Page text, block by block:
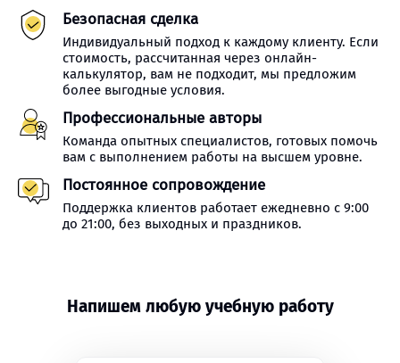
Безопасная сделка
Индивидуальный подход к каждому клиенту. Если
стоимость, рассчитанная через онлайн-
калькулятор, вам не подходит, мы предложим
более выгодные условия.
Профессиональные авторы
Команда опытных специалистов, готовых помочь
вам с выполнением работы на высшем уровне.
Постоянное сопровождение
Поддержка клиентов работает ежедневно с 9:00
до 21:00, без выходных и праздников.
Напишем любую учебную работу